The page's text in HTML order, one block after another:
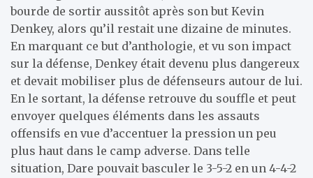
bourde de sortir aussitôt après son but Kevin
Denkey, alors qu’il restait une dizaine de minutes.
En marquant ce but d’anthologie, et vu son impact
sur la défense, Denkey était devenu plus dangereux
et devait mobiliser plus de défenseurs autour de lui.
En le sortant, la défense retrouve du souffle et peut
envoyer quelques éléments dans les assauts
offensifs en vue d’accentuer la pression un peu
plus haut dans le camp adverse. Dans telle
situation, Dare pouvait basculer le 3-5-2 en un 4-4-2